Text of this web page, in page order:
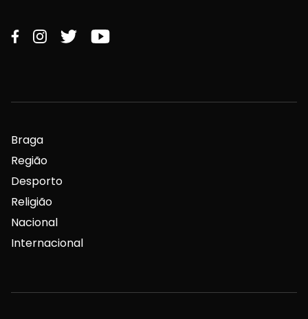
Braga
Região
Desporto
Religião
Nacional
Internacional